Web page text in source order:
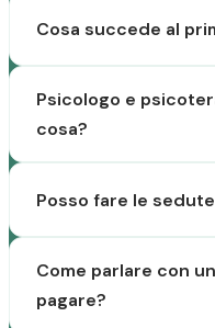
Cosa succede al
Psicologo e
cosa?
Posso fare le
Come parlare con
pagare?